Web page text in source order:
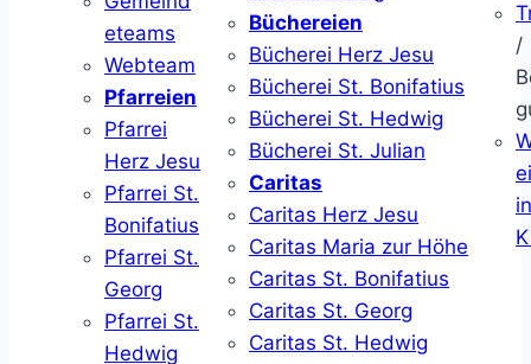
eteams
Webteam
Pfarreien
Pfarrei
Herz Jesu
Pfarrei St.
Bonifatius
Pfarrei St.
Georg
Pfarrei St.
Hedwig
Büchereien
Bücherei Herz Jesu
Bücherei St. Bonifatius
Bücherei St. Hedwig
Bücherei St. Julian
Caritas
Caritas Herz Jesu
Caritas Maria zur Höhe
Caritas St. Bonifatius
Caritas St. Georg
Caritas St. Hedwig
/